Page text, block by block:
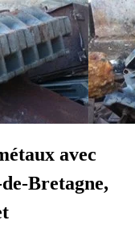
avec
Bretagne,